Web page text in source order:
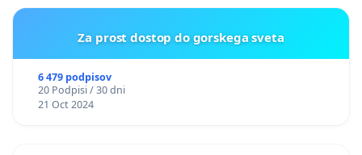
Za prost dostop do gorskega sveta
6 479 podpisov
20 Podpisi / 30 dni
21 Oct 2024